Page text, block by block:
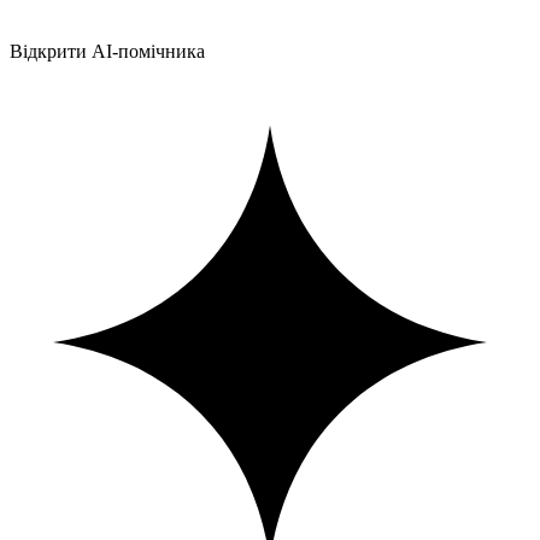
Відкрити AI-помічника